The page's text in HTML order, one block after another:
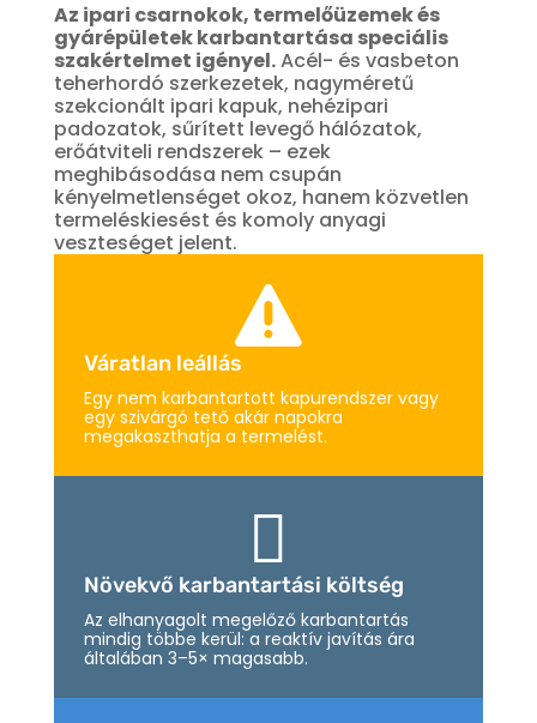
Az ipari csarnokok, termelőüzemek és
gyárépületek karbantartása speciális
szakértelmet igényel.Acél- és vasbeton
teherhordó szerkezetek, nagyméretű
szekcionált ipari kapuk, nehézipari
padozatok, sűrített levegő hálózatok,
erőátviteli rendszerek – ezek
meghibásodása nem csupán
kényelmetlenséget okoz, hanem közvetlen
termeléskiesést és komoly anyagi
veszteséget jelent.

Váratlan leállás
Egy nem karbantartott kapurendszer vagy
egy szivárgó tető akár napokra
megakaszthatja a termelést.

Növekvő karbantartási költség
Az elhanyagolt megelőző karbantartás
mindig többe kerül: a reaktív javítás ára
általában 3–5× magasabb.